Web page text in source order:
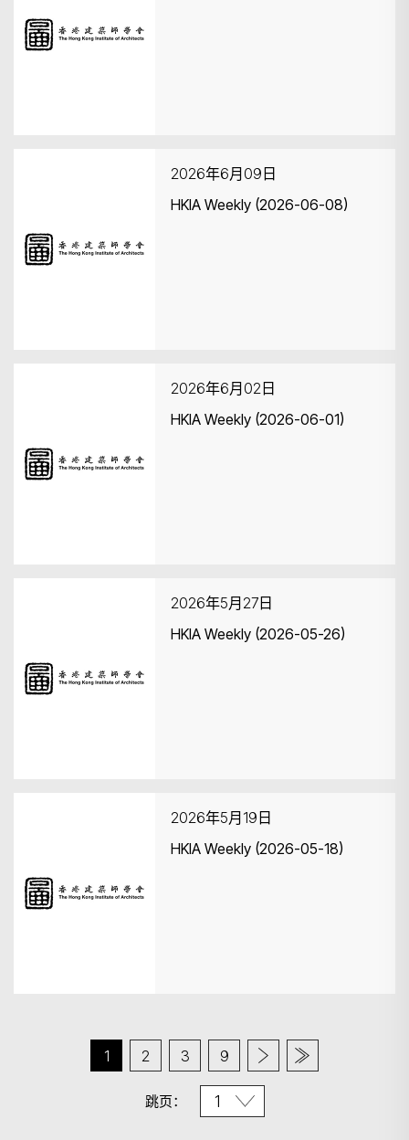
2026年6月09日
HKIA Weekly (2026-06-08)
2026年6月02日
HKIA Weekly (2026-06-01)
2026年5月27日
HKIA Weekly (2026-05-26)
2026年5月19日
HKIA Weekly (2026-05-18)
1 2 3 9
跳页：